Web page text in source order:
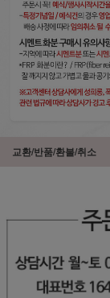
교환/반품/환불/취소